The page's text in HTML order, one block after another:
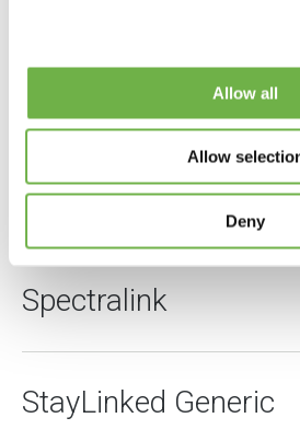
Allow all
Allow
Deny
SmarTerminal
Spectralink
StayLinked Generic